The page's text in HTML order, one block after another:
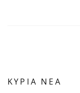
ΚΥΡΙΑ ΝΕΑ